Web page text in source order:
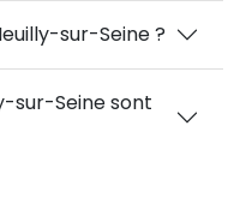
sur-Seine ?
sur-Seine sont